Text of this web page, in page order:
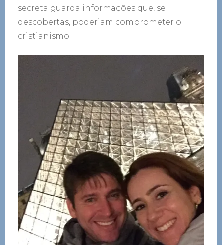
secreta guarda informações que, se
descobertas, poderiam comprometer o
cristianismo.